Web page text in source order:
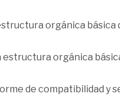
orgánica
estructura orgánica
de compatibilidad y